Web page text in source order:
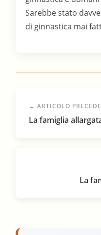
← ARTICOLO
La famiglia
La